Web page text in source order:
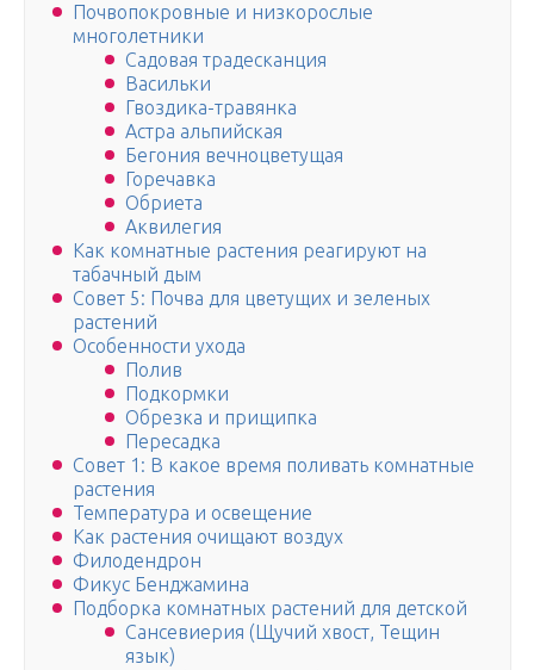
Почвопокровные и низкорослые
многолетники
Садовая традесканция
Васильки
Гвоздика-травянка
Астра альпийская
Бегония вечноцветущая
Горечавка
Обриета
Аквилегия
Как комнатные растения реагируют на
табачный дым
Совет 5: Почва для цветущих и зеленых
растений
Особенности ухода
Полив
Подкормки
Обрезка и прищипка
Пересадка
Совет 1: В какое время поливать комнатные
растения
Температура и освещение
Как растения очищают воздух
Филодендрон
Фикус Бенджамина
Подборка комнатных растений для детской
Сансевиерия (Щучий хвост, Тещин
язык)